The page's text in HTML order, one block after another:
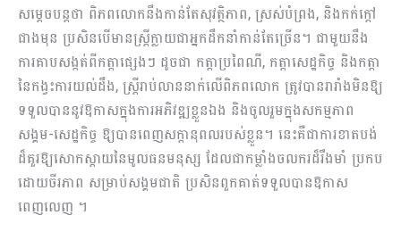
សម្តេចបន្តថា ពិភពលោកនឹងកាន់តែសុវត្ថិភាព, ស្រស់បំព្រង, និងកក់ក្តៅ
ជាងមុន ប្រសិនបើមានស្រ្តីក្លាយជាអ្នកដឹកនាំកាន់តែច្រើន។ ជាមួយនឹង
ការគាបសង្កត់ពីកត្តាផ្សេងៗ ដូចជា កត្តាប្រពៃណី, កត្តាសេដ្ឋកិច្ច និងកត្តា
នៃកង្វះការយល់ដឹង, ស្រ្តីរាប់លាននាក់លើពិភពលោក ត្រូវបានរារាំងមិនឱ្យ
ទទួលបាននូវឱកាសក្នុងការអភិវឌ្ឍខ្លួនឯង និងចូលរួមក្នុងសកម្មភាព
សង្គម-សេដ្ឋកិច្ច ឱ្យបានពេញសក្តានុពលរបស់ខ្លួន។ នេះគឺជាការខាតបង់
ដ៏គួរឱ្យសោកស្តាយនៃមូលធនមនុស្ស ដែលជាកម្លាំងចលករដ៏រឹងមាំ ប្រកប
ដោយចីរភាព សម្រាប់សង្គមជាតិ ប្រសិនពួកគាត់ទទួលបានឱកាស
ពេញលេញ ។